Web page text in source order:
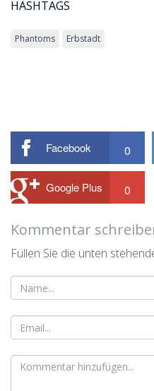
HASHTAGS
Phantoms Erbstadt
Facebook 0
Google Plus 0
Kommentar
Füllen Sie die unten